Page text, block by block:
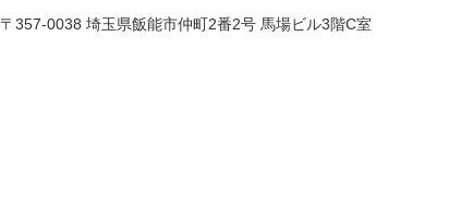
〒357-0038 埼玉県飯能市仲町2番2号 馬場ビル3階C室